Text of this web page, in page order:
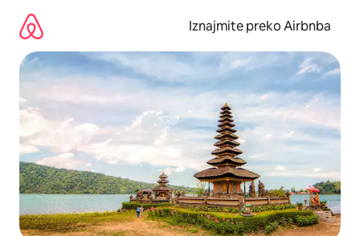
sadržaj
Iznajmite preko Airbnba